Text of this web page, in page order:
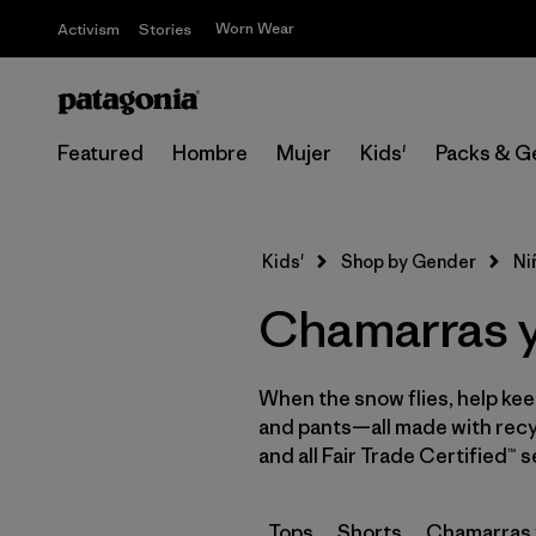
Activism Stories Worn Wear
Featured Hombre Mujer Kids' Packs &
Kids' Shop by Gender
Chamarras
When the snow flies, help
and pants—all made with
and all Fair Trade Certified™